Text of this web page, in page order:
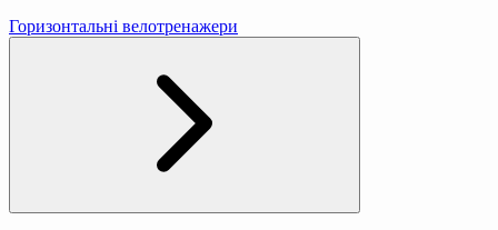
Горизонтальні велотренажери